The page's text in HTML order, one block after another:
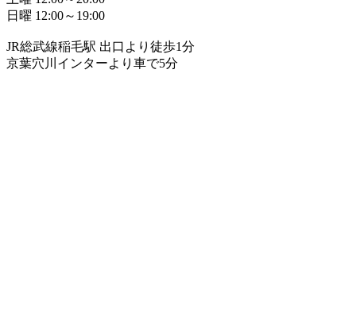
日曜 12:00～19:00
JR総武線稲毛駅 出口より徒歩1分
京葉穴川インターより車で5分